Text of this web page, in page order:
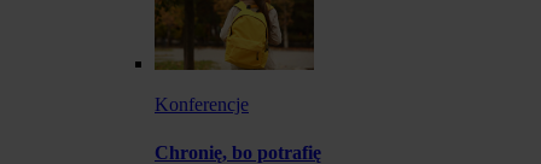
Konferencje
Chronię, bo potrafię